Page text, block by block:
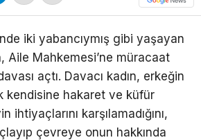
iki yabancıymış gibi yaşayan
Aile Mahkemesi’ne müracaat
açtı. Davacı kadın, erkeğin
kendisine hakaret ve küfür
ihtiyaçlarını karşılamadığını,
çevreye onun hakkında